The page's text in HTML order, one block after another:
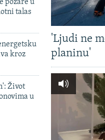
požare u
talas
kroz
Život
u
'Ljudi ne
planinu'